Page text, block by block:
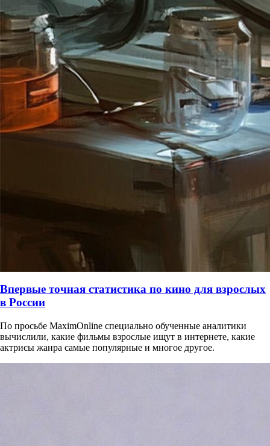
Впервые точная статистика по кино для взрослых
в России
По просьбе MaximOnline специально обученные аналитики
вычислили, какие фильмы взрослые ищут в интернете, какие
актрисы жанра самые популярные и многое другое.